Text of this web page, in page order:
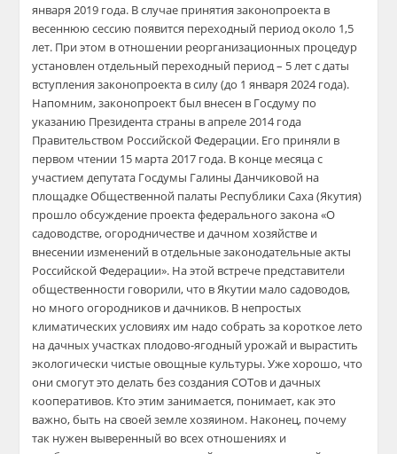
января 2019 года. В случае принятия законопроекта в
весеннюю сессию появится переходный период около 1,5
лет. При этом в отношении реорганизационных процедур
установлен отдельный переходный период – 5 лет с даты
вступления законопроекта в силу (до 1 января 2024 года).
Напомним, законопроект был внесен в Госдуму по
указанию Президента страны в апреле 2014 года
Правительством Российской Федерации. Его приняли в
первом чтении 15 марта 2017 года. В конце месяца с
участием депутата Госдумы Галины Данчиковой на
площадке Общественной палаты Республики Саха (Якутия)
прошло обсуждение проекта федерального закона «О
садоводстве, огородничестве и дачном хозяйстве и
внесении изменений в отдельные законодательные акты
Российской Федерации». На этой встрече представители
общественности говорили, что в Якутии мало садоводов,
но много огородников и дачников. В непростых
климатических условиях им надо собрать за короткое лето
на дачных участках плодово-ягодный урожай и вырастить
экологически чистые овощные культуры. Уже хорошо, что
они смогут это делать без создания СОТов и дачных
кооперативов. Кто этим занимается, понимает, как это
важно, быть на своей земле хозяином. Наконец, почему
так нужен выверенный во всех отношениях и